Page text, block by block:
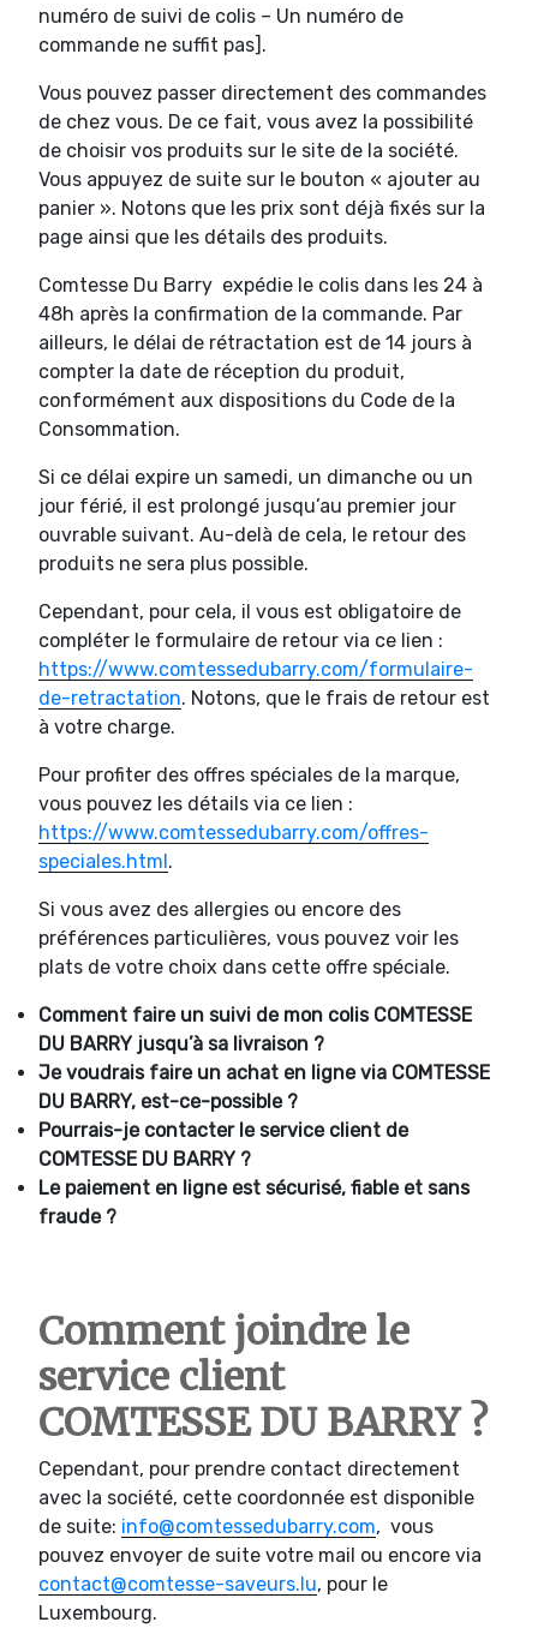
numéro de suivi de colis – Un numéro de
commande ne suffit pas].
Vous pouvez passer directement des commandes
de chez vous. De ce fait, vous avez la possibilité
de choisir vos produits sur le site de la société.
Vous appuyez de suite sur le bouton « ajouter au
panier ». Notons que les prix sont déjà fixés sur la
page ainsi que les détails des produits.
Comtesse Du Barry expédie le colis dans les 24 à
48h après la confirmation de la commande. Par
ailleurs, le délai de rétractation est de 14 jours à
compter la date de réception du produit,
conformément aux dispositions du Code de la
Consommation.
Si ce délai expire un samedi, un dimanche ou un
jour férié, il est prolongé jusqu’au premier jour
ouvrable suivant. Au-delà de cela, le retour des
produits ne sera plus possible.
Cependant, pour cela, il vous est obligatoire de
compléter le formulaire de retour via ce lien :
https://www.comtessedubarry.com/formulaire-
de-retractation. Notons, que le frais de retour est
à votre charge.
Pour profiter des offres spéciales de la marque,
vous pouvez les détails via ce lien :
https://www.comtessedubarry.com/offres-
speciales.html.
Si vous avez des allergies ou encore des
préférences particulières, vous pouvez voir les
plats de votre choix dans cette offre spéciale.
Comment faire un suivi de mon colis COMTESSE
DU BARRY jusqu’à sa livraison ?
Je voudrais faire un achat en ligne via COMTESSE
DU BARRY, est-ce-possible ?
Pourrais-je contacter le service client de
COMTESSE DU BARRY ?
Le paiement en ligne est sécurisé, fiable et sans
fraude ?
Comment joindre le
service client
COMTESSE DU BARRY ?
Cependant, pour prendre contact directement
avec la société, cette coordonnée est disponible
de suite: info@comtessedubarry.com, vous
pouvez envoyer de suite votre mail ou encore via
contact@comtesse-saveurs.lu, pour le
Luxembourg.